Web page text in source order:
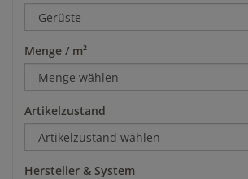
Menge / m²
Artikelzustand
Hersteller & System